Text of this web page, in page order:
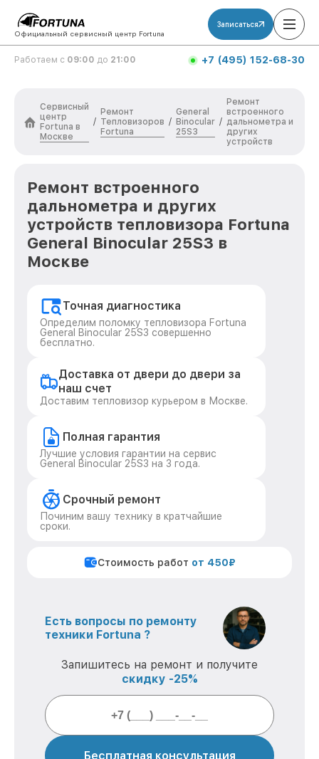
Официальный сервисный центр Fortuna
Записаться
Работаем с 09:00 до 21:00 +7 (495) 152-68-30
Сервисный
центр
Fortuna в
Москве
/
Ремонт
Тепловизоров
Fortuna
/
General
Binocular
25S3
/
Ремонт
встроенного
дальнометра и
других
устройств
Ремонт встроенного
дальнометра и других
устройств тепловизора Fortuna
General Binocular 25S3 в
Москве
Точная диагностика
Определим поломку тепловизора Fortuna
General Binocular 25S3 совершенно
бесплатно.
Доставка от двери до двери за
наш счет
Доставим тепловизор курьером в Москве.
Полная гарантия
Лучшие условия гарантии на сервис
General Binocular 25S3 на 3 года.
Срочный ремонт
Починим вашу технику в кратчайшие
сроки.
Стоимость работ от 450₽
Есть вопросы по ремонту
техники Fortuna ?
Запишитесь на ремонт и получите
скидку -25%
Бесплатная консультация